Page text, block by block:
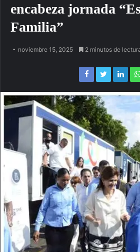
encabeza jornada
Familia”
noviembre 15, 2025 2 minutos de